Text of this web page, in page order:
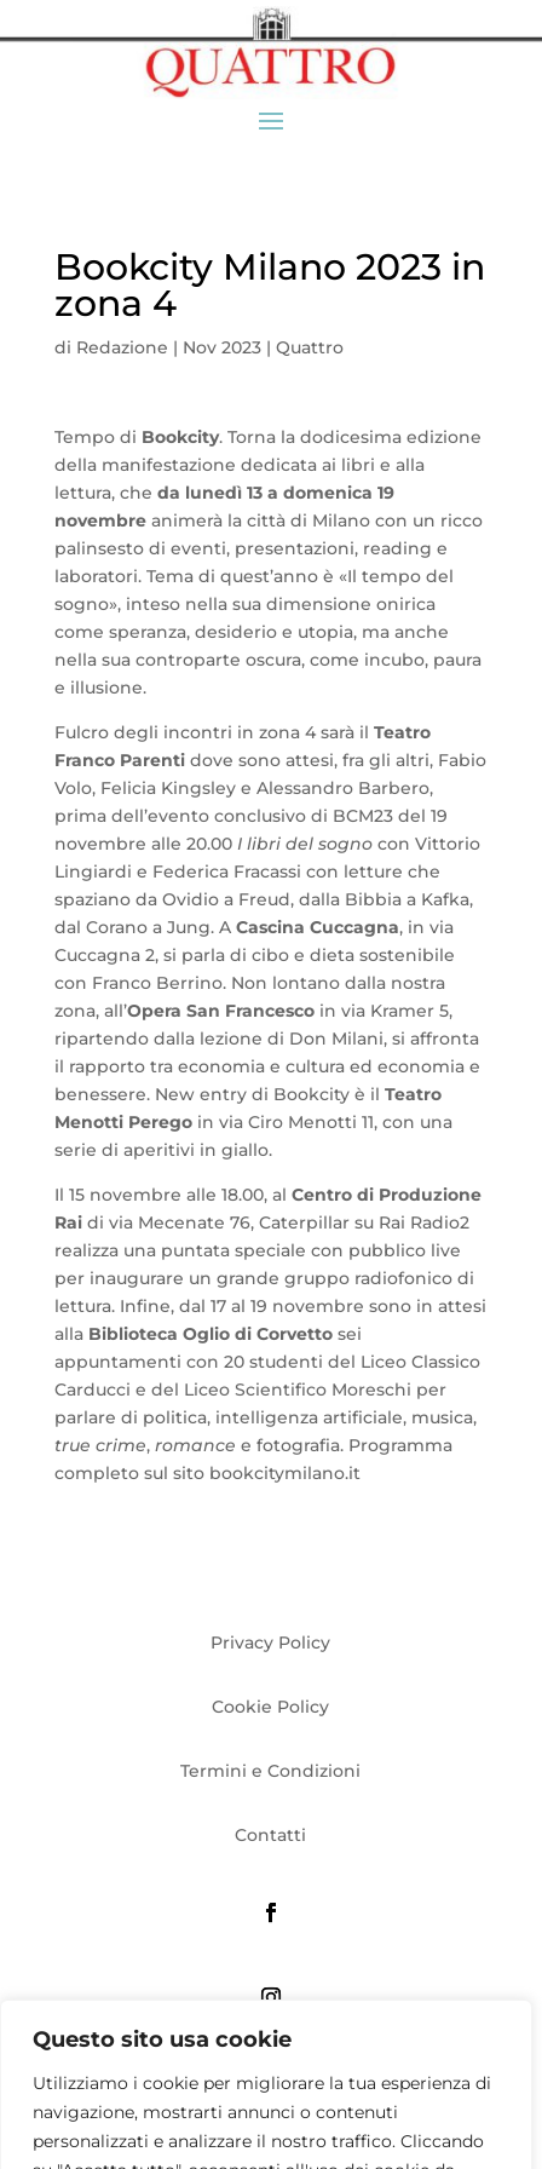
Questo sito usa cookie
Utilizziamo i cookie per migliorare la tua esperienza di
navigazione, mostrarti annunci o contenuti
personalizzati e analizzare il nostro traffico. Cliccando
Bookcity Milano 2023 in
zona 4
di Redazione | Nov 2023| Quattro
Tempo di Bookcity. Torna la dodicesima edizione
della manifestazione dedicata ai libri e alla
lettura, che da lunedì 13 a domenica 19
novembreanimerà la città di Milano con un ricco
palinsesto di eventi, presentazioni, reading e
laboratori. Tema di quest’anno è «Il tempo del
sogno», inteso nella sua dimensione onirica
come speranza, desiderio e utopia, ma anche
nella sua controparte oscura, come incubo, paura
e illusione.
Fulcro degli incontri in zona 4 sarà il Teatro
Franco Parentidove sono attesi, fra gli altri, Fabio
Volo, Felicia Kingsley e Alessandro Barbero,
prima dell’evento conclusivo di BCM23 del 19
novembre alle 20.00 I libri del sognocon Vittorio
Lingiardi e Federica Fracassi con letture che
spaziano da Ovidio a Freud, dalla Bibbia a Kafka,
dal Corano a Jung. A Cascina Cuccagna, in via
Cuccagna 2, si parla di cibo e dieta sostenibile
con Franco Berrino. Non lontano dalla nostra
zona, all’Opera San Francescoin via Kramer 5,
ripartendo dalla lezione di Don Milani, si affronta
il rapporto tra economia e cultura ed economia e
benessere. New entry di Bookcity è il Teatro
Menotti Peregoin via Ciro Menotti 11, con una
serie di aperitivi in giallo.
Il 15 novembre alle 18.00, al Centro di Produzione
Raidi via Mecenate 76, Caterpillar su Rai Radio2
realizza una puntata speciale con pubblico live
per inaugurare un grande gruppo radiofonico di
lettura. Infine, dal 17 al 19 novembre sono in attesi
alla Biblioteca Oglio di Corvettosei
appuntamenti con 20 studenti del Liceo Classico
Carducci e del Liceo Scientifico Moreschi per
parlare di politica, intelligenza artificiale, musica,
true crime, romance e fotografia. Programma
completo sul sito bookcitymilano.it
Privacy Policy
Cookie Policy
Termini e Condizioni
Contatti
Associazione culturale QUATTRO APS
Viale Umbria, 58 Milano – Sede operativa: via Tito
Livio, 33 Milano